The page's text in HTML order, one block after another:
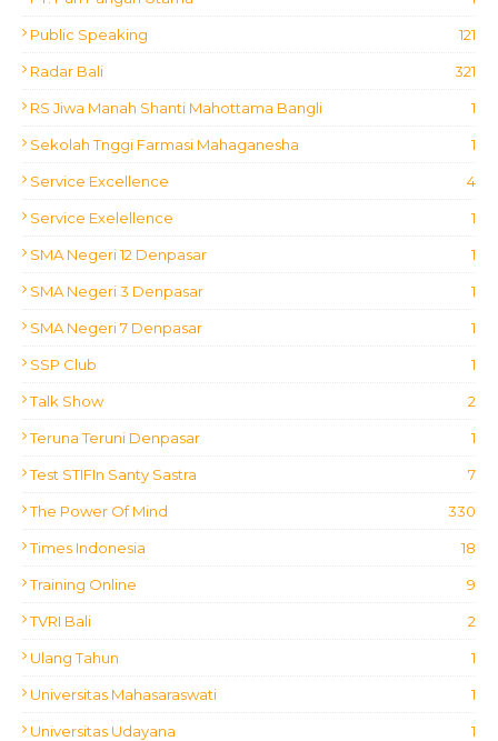
Public Speaking 121
Radar Bali 321
RS Jiwa Manah Shanti Mahottama Bangli 1
Sekolah Tnggi Farmasi Mahaganesha 1
Service Excellence 4
Service Exelellence 1
SMA Negeri 12 Denpasar 1
SMA Negeri 3 Denpasar 1
SMA Negeri 7 Denpasar 1
SSP Club 1
Talk Show 2
Teruna Teruni Denpasar 1
Test STIFIn Santy Sastra 7
The Power Of Mind 330
Times Indonesia 18
Training Online 9
TVRI Bali 2
Ulang Tahun 1
Universitas Mahasaraswati 1
Universitas Udayana 1